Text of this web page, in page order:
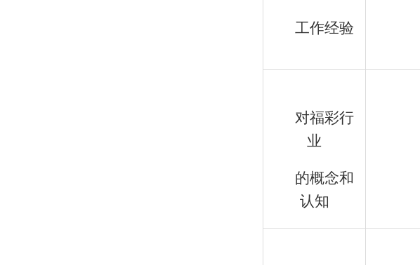
工作经验
对福彩行
业
的概念和
认知